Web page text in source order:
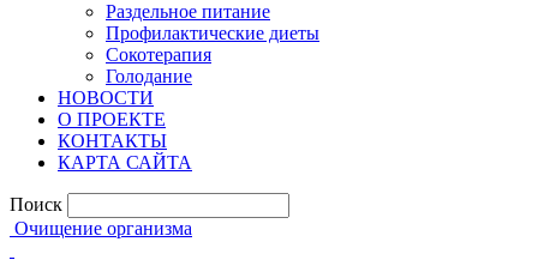
Раздельное питание
Профилактические диеты
Сокотерапия
Голодание
НОВОСТИ
О ПРОЕКТЕ
КОНТАКТЫ
КАРТА САЙТА
Поиск
Очищение организма